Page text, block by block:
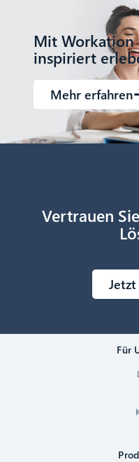
Mit Workation
inspiriert
Mehr erfahren
Vertrauen
Für